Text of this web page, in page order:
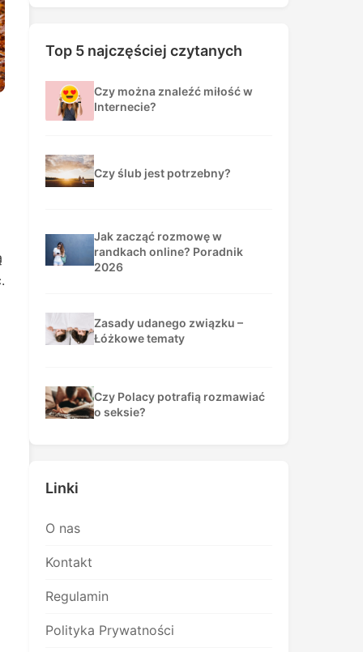
Top 5 najczęściej czytanych
Czy można znaleźć miłość w
Internecie?
Czy ślub jest potrzebny?
Jak zacząć rozmowę w
randkach online? Poradnik
2026
Zasady udanego związku –
Łóżkowe tematy
Czy Polacy potrafią rozmawiać
o seksie?
Linki
O nas
Kontakt
Regulamin
Polityka Prywatności